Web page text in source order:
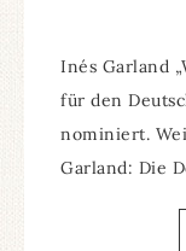
Inés Garland
für den
nominiert.
Garland: Die